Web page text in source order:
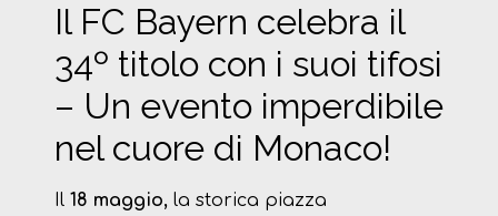
Il FC Bayern celebra il
34º titolo con i suoi tifosi
– Un evento imperdibile
nel cuore di Monaco!
Il 18 maggio, la storica piazza